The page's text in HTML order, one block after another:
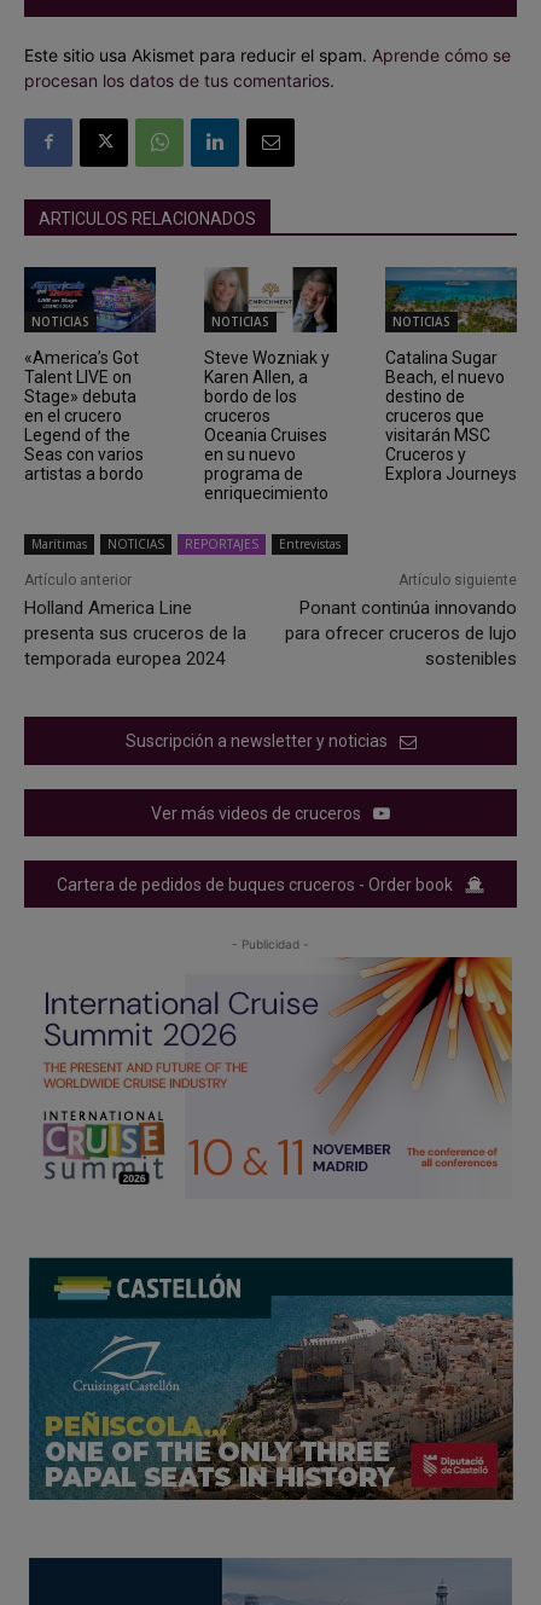
Este sitio usa Akismet para reducir el spam. Aprende cómo se
procesan los datos de tus comentarios.
ARTICULOS RELACIONADOS
NOTICIAS
«America’s Got
Talent LIVE on
Stage» debuta
en el crucero
Legend of the
Seas con varios
artistas a bordo
NOTICIAS
Steve Wozniak y
Karen Allen, a
bordo de los
cruceros
Oceania Cruises
en su nuevo
programa de
enriquecimiento
NOTICIAS
Catalina Sugar
Beach, el nuevo
destino de
cruceros que
visitarán MSC
Cruceros y
Explora Journeys
Marítimas NOTICIAS REPORTAJES Entrevistas
Artículo anterior
Holland America Line
presenta sus cruceros de la
temporada europea 2024
Artículo siguiente
Ponant continúa innovando
para ofrecer cruceros de lujo
sostenibles
Suscripción a newsletter y noticias
Ver más videos de cruceros
Cartera de pedidos de buques cruceros - Order book
- Publicidad -